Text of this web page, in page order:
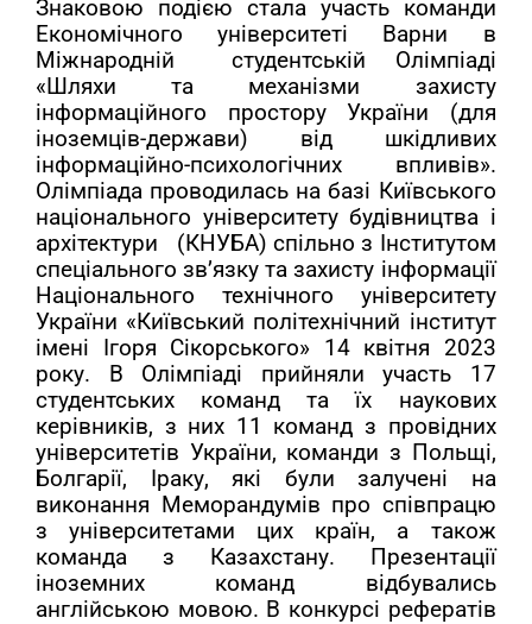
Знаковою подією стала участь команди
Економічного університеті Варни в
Міжнародній студентській Олімпіаді
«Шляхи та механізми захисту
інформаційного простору України (для
іноземців-держави) від шкідливих
інформаційно-психологічних впливів».
Олімпіада проводилась на базі Київського
національного університету будівництва і
архітектури
(КНУБА)спільно з Інститутом
спеціального зв’язку та захисту інформації
Національного технічного університету
України «Київський політехнічний інститут
імені Ігоря Сікорського» 14 квітня 2023
року.
В Олімпіаді прийняли участь 17
студентських команд та їх наукових
керівників, з них 11 команд з провідних
університетів України, команди з Польщі,
Болгарії, Іраку, які були залучені на
виконання Меморандумів про співпрацю
з університетами цих країн, а також
команда з Казахстану. Презентації
іноземних команд відбувались
англійською мовою. В конкурсі рефератів